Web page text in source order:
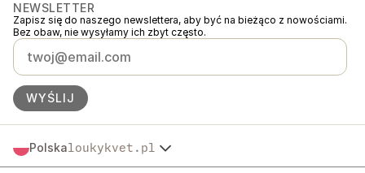
NEWSLETTER
Zapisz się do naszego newslettera, aby być na bieżąco z nowościami.
Bez obaw, nie wysyłamy ich zbyt często.
WYŚLIJ
Polskaloukykvet.pl
Česko